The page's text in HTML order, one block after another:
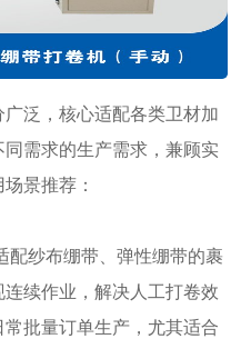
泛，核心适配各类卫材加
需求的生产需求，兼顾实
景推荐：
配纱布绷带、弹性绷带的裹
续作业，解决人工打卷效
批量订单生产，尤其适合